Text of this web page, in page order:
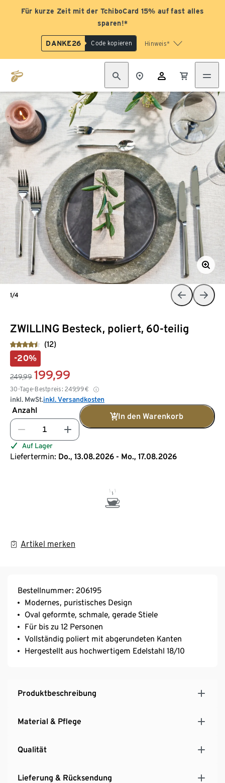
Für kurze Zeit mit der TchiboCard 15% auf fast alles
sparen!*
DANKE26 Code kopieren Hinweis*
ZWILLING Besteck, poliert, 60-teilig
(12)
-20%
249,99 199,99
30-Tage-Bestpreis: 249,99€
inkl. MwSt.inkl. Versandkosten
Anzahl
In den Warenkorb
Auf Lager
Liefertermin: Do., 13.08.2026 - Mo., 17.08.2026
Artikel merken
1/4
Bestellnummer: 206195
Modernes, puristisches Design
Oval geformte, schmale, gerade Stiele
Für bis zu 12 Personen
Vollständig poliert mit abgerundeten Kanten
Hergestellt aus hochwertigem Edelstahl 18/10
Produktbeschreibung
Material & Pflege
Qualität
Lieferung & Rücksendung